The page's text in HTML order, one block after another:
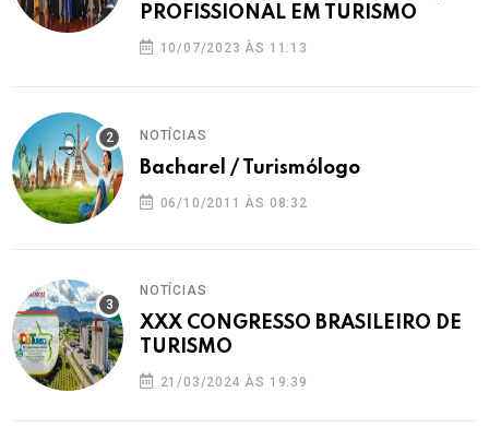
PROFISSIONAL EM TURISMO
10/07/2023 ÀS 11:13
NOTÍCIAS
Bacharel / Turismólogo
06/10/2011 ÀS 08:32
NOTÍCIAS
XXX CONGRESSO BRASILEIRO DE
TURISMO
21/03/2024 ÀS 19:39